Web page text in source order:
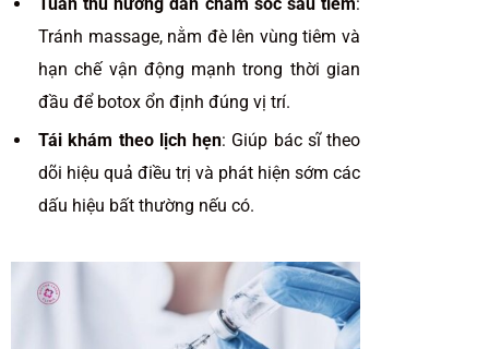
Tránh massage, nằm đè lên vùng tiêm và
hạn chế vận động mạnh trong thời gian
đầu để botox ổn định đúng vị trí.
Tái khám theo lịch hẹn: Giúp bác sĩ theo
dõi hiệu quả điều trị và phát hiện sớm các
dấu hiệu bất thường nếu có.